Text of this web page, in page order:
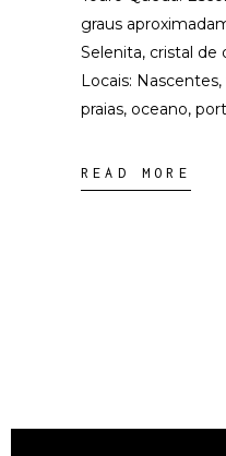
graus
Selenita, cristal de
Locais:
praias, oceano,
READ MORE